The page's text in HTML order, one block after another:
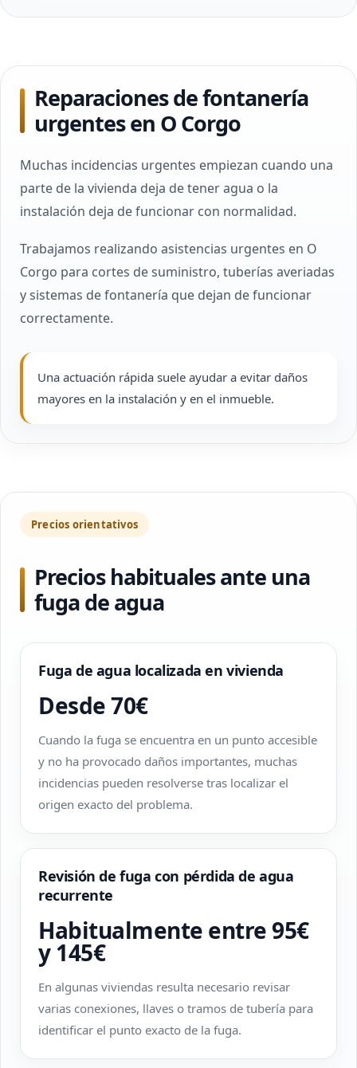
Reparaciones de fontanería
urgentes en O Corgo
Muchas incidencias urgentes empiezan cuando una
parte de la vivienda deja de tener agua o la
instalación deja de funcionar con normalidad.
Trabajamos realizando asistencias urgentes en O
Corgo para cortes de suministro, tuberías averiadas
y sistemas de fontanería que dejan de funcionar
correctamente.
Una actuación rápida suele ayudar a evitar daños
mayores en la instalación y en el inmueble.
Precios orientativos
Precios habituales ante una
fuga de agua
Fuga de agua localizada en vivienda
Desde 70€
Cuando la fuga se encuentra en un punto accesible
y no ha provocado daños importantes, muchas
incidencias pueden resolverse tras localizar el
origen exacto del problema.
Revisión de fuga con pérdida de agua
recurrente
Habitualmente entre 95€
y 145€
En algunas viviendas resulta necesario revisar
varias conexiones, llaves o tramos de tubería para
identificar el punto exacto de la fuga.